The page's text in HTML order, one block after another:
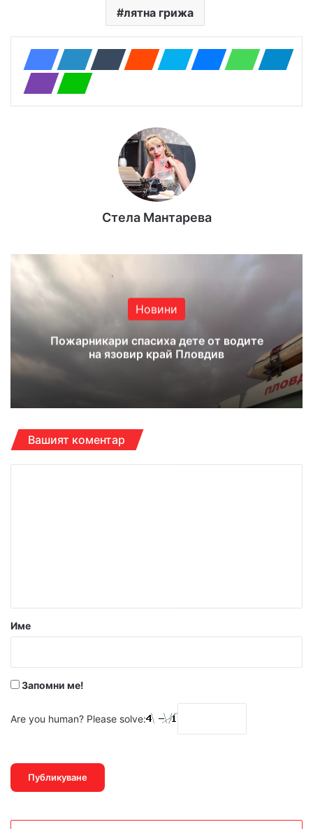
лятна грижа
Стела Мантарева
Новини
Пожарникари спасиха дете от водите
на язовир край Пловдив
Вашият коментар
р
Име
Запомни ме!
Are you human? Please solve: